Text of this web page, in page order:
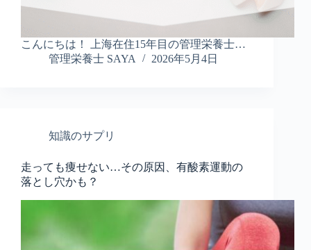
こんにちは！ 上海在住15年目の管理栄養士…
管理栄養士 SAYA
2026年5月4日
知識のサプリ
走っても痩せない…その原因、有酸素運動の
落とし穴かも？